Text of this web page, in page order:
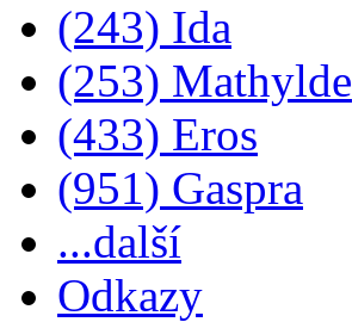
(243) Ida
(253) Mathylde
(433) Eros
(951) Gaspra
...další
Odkazy